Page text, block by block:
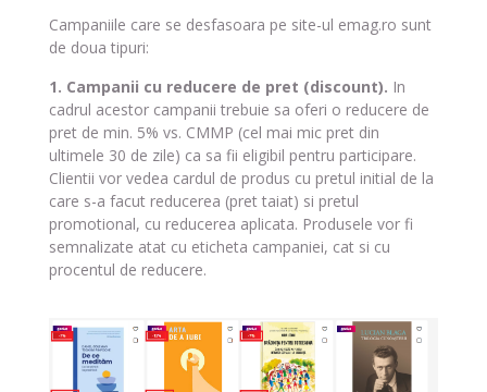
Campaniile care se desfasoara pe site-ul emag.ro sunt
de doua tipuri:
1. Campanii cu reducere de pret (discount). In
cadrul acestor campanii trebuie sa oferi o reducere de
pret de min. 5% vs. CMMP (cel mai mic pret din
ultimele 30 de zile) ca sa fii eligibil pentru participare.
Clientii vor vedea cardul de produs cu pretul initial de la
care s-a facut reducerea (pret taiat) si pretul
promotional, cu reducerea aplicata. Produsele vor fi
semnalizate atat cu eticheta campaniei, cat si cu
procentul de reducere.